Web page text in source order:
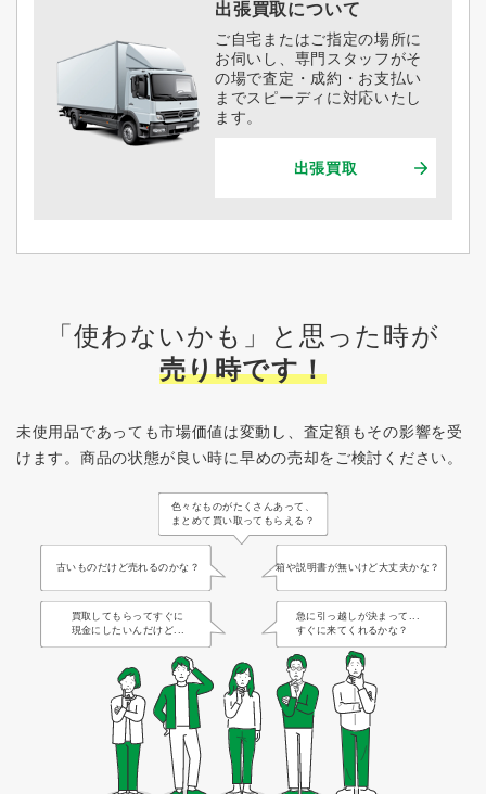
出張買取について
ご自宅またはご指定の場所に
お伺いし、専門スタッフがそ
の場で査定・成約・お支払い
までスピーディに対応いたし
ます。
出張買取
「使わないかも」と思った時が
売り時です！
未使用品であっても市場価値は変動し、査定額もその影響を受
けます。 商品の状態が良い時に早めの売却をご検討ください。
色々なものがたくさんあって、
まとめて買い取ってもらえる？
古いものだけど売れるのかな？ 箱や説明書が無いけど大丈夫かな？
買取してもらってすぐに
現金にしたいんだけど...
急に引っ越しが決まって...
すぐに来てくれるかな？